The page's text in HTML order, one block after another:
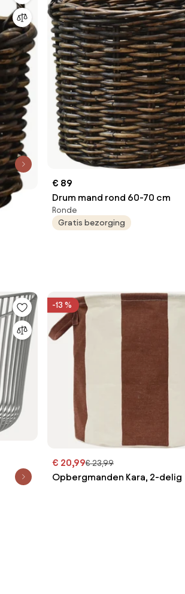
€ 89
Drum mand rond 60-70 cm
Ronde
Gratis bezorging
-13 %
€ 20,99€ 23,99
Opbergmanden Kara, 2-delig